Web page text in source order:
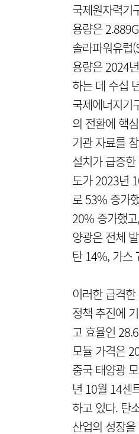
국제원자력기
용량은
솔라파워유럽
용량은 2024
하는 데 수십
국제에너지기
의 전환에 핵
기관 자료를
설치가 급증
도가 2023년
로 53% 증가
20% 증가했
양광은 전체
탄 14%, 가스
이러한 급격
정책 추진에
고 효율인
모듈 가격은
중국 태양광
년 10월 14센
하고 있다. 탄
산업의 성장